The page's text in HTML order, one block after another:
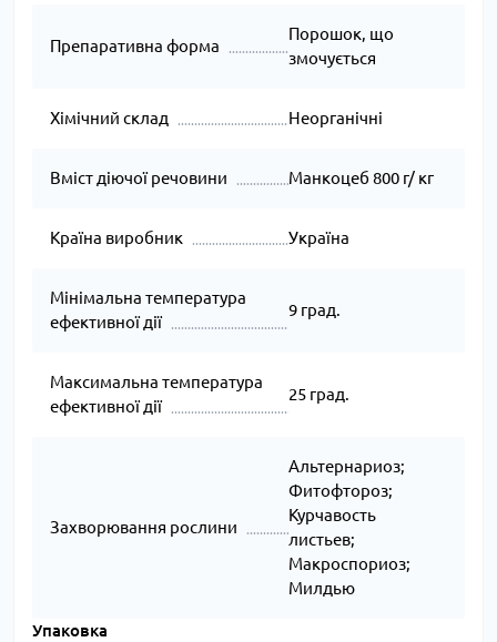
Препаративна форма
Порошок, що
змочується
Хімічний склад Неорганічні
Вміст діючої речовини Манкоцеб 800 г/ кг
Країна виробник Україна
Мінімальна температура
ефективної дії
9 град.
Максимальна температура
ефективної дії
25 град.
Захворювання рослини
Альтернариоз;
Фитофтороз;
Курчавость
листьев;
Макроспориоз;
Милдью
Упаковка